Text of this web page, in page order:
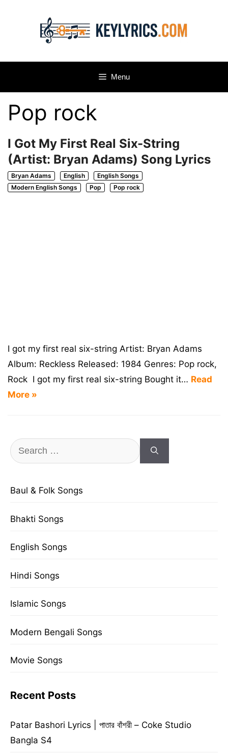
Menu
Pop rock
I Got My First Real Six-String
(Artist: Bryan Adams) Song Lyrics
Bryan Adams English
English Songs
Modern English Songs
Pop Pop rock
I got my first real six-string Artist: Bryan Adams
Album: Reckless Released: 1984 Genres: Pop rock,
Rock I got my first real six-string Bought it… Read
More »
Search
for:
Baul & Folk Songs
Bhakti Songs
English Songs
Hindi Songs
Islamic Songs
Modern Bengali Songs
Movie Songs
Recent Posts
Patar Bashori Lyrics | পাতার বাঁশরী – Coke Studio
Bangla S4